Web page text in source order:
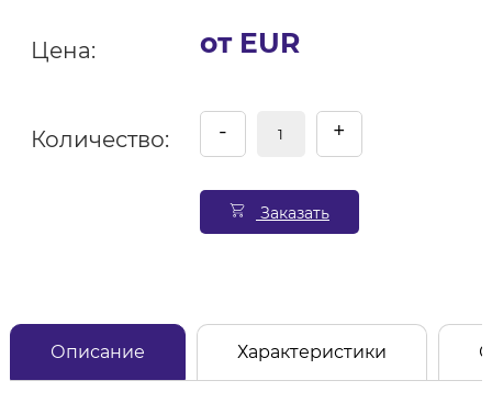
Цена: от EUR
Количество: - +
Заказать
Описание Характеристики